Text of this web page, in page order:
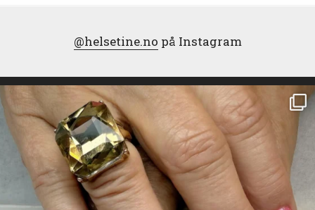
@helsetine.no på Instagram